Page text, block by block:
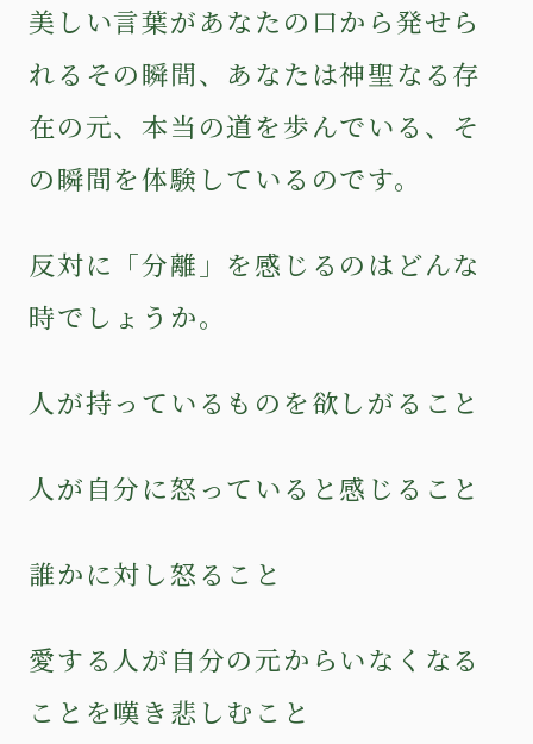
美しい言葉があなたの口から発せら
れるその瞬間、あなたは神聖なる存
在の元、本当の道を歩んでいる、そ
の瞬間を体験しているのです。
反対に「分離」を感じるのはどんな
時でしょうか。
人が持っているものを欲しがること
人が自分に怒っていると感じること
誰かに対し怒ること
愛する人が自分の元からいなくなる
ことを嘆き悲しむこと